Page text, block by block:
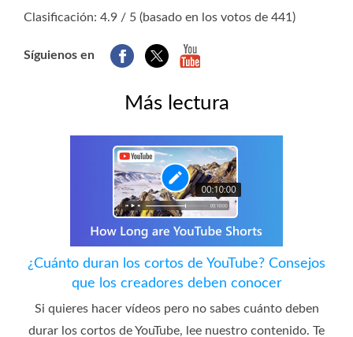
Clasificación: 4.9 / 5 (basado en los votos de 441)
Síguienos en
Más lectura
¿Cuánto duran los cortos de YouTube? Consejos
que los creadores deben conocer
Si quieres hacer vídeos pero no sabes cuánto deben
durar los cortos de YouTube, lee nuestro contenido. Te